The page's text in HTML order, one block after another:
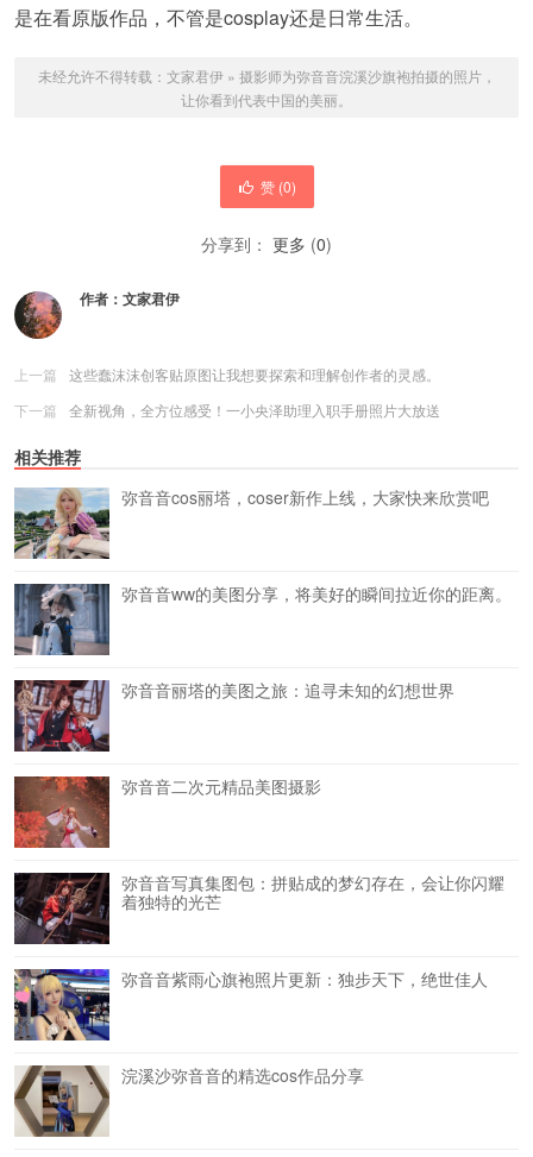
是在看原版作品，不管是cosplay还是日常生活。
未经允许不得转载： 文家君伊» 摄影师为弥音音浣溪沙旗袍拍摄的照片，
让你看到代表中国的美丽。
赞 (0)
分享到： 更多 (0)
作者： 文家君伊
上一篇
这些蠢沫沫创客贴原图让我想要探索和理解创作者的灵感。
下一篇
全新视角，全方位感受！一小央泽助理入职手册照片大放送
相关推荐
弥音音cos丽塔，coser新作上线，大家快来欣赏吧
弥音音ww的美图分享，将美好的瞬间拉近你的距离。
弥音音丽塔的美图之旅：追寻未知的幻想世界
弥音音二次元精品美图摄影
弥音音写真集图包：拼贴成的梦幻存在，会让你闪耀
着独特的光芒
弥音音紫雨心旗袍照片更新：独步天下，绝世佳人
浣溪沙弥音音的精选cos作品分享